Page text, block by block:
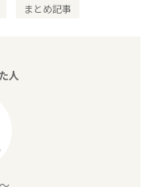
まとめ記事
人